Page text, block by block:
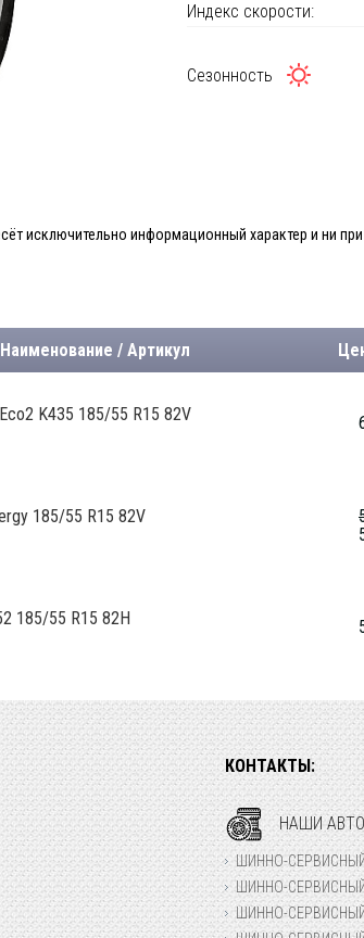
Индекс скорости:
Сезонность
исключительно информационный характер и ни
Наименование / Артикул
K435 185/55 R15 82V
185/55 R15 82V
185/55 R15 82H
КОНТАКТЫ:
НАШИ
ШИННО-СЕРВИСНЫЙ
ШИННО-СЕРВИСНЫЙ
ШИННО-СЕРВИСНЫЙ